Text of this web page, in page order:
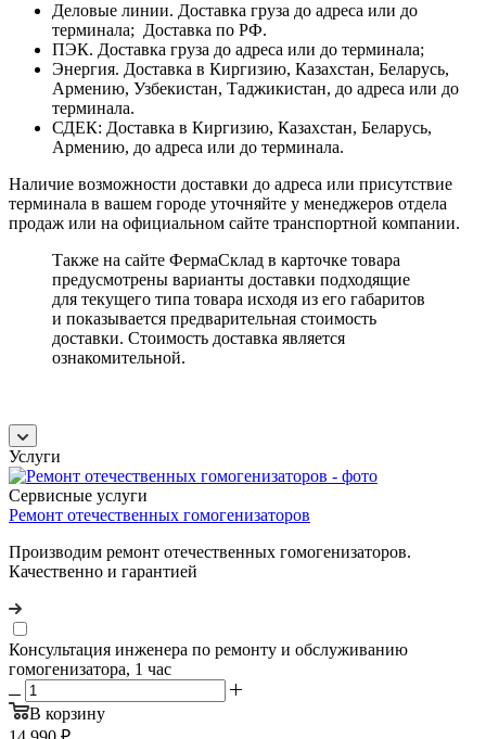
Деловые линии. Доставка груза до адреса или до
терминала; Доставка по РФ.
ПЭК. Доставка груза до адреса или до терминала;
Энергия. Доставка в Киргизию, Казахстан, Беларусь,
Армению, Узбекистан, Таджикистан, до адреса или до
терминала.
СДЕК: Доставка в Киргизию, Казахстан, Беларусь,
Армению, до адреса или до терминала.
Наличие возможности доставки до адреса или присутствие
терминала в вашем городе уточняйте у менеджеров отдела
продаж или на официальном сайте транспортной компании.
Также на сайте ФермаСклад в карточке товара
предусмотрены варианты доставки подходящие
для текущего типа товара исходя из его габаритов
и показывается предварительная стоимость
доставки. Стоимость доставка является
ознакомительной.
Услуги
Сервисные услуги
Ремонт отечественных гомогенизаторов
Производим ремонт отечественных гомогенизаторов.
Качественно и гарантией
Консультация инженера по ремонту и обслуживанию
гомогенизатора, 1 час
В корзину